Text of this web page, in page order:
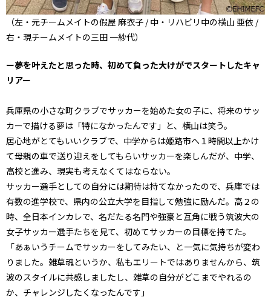
（左・ 元チームメイトの假屋 麻衣子 / 中・リハビリ中の横山 亜依 /
右・現チームメイトの三田 一紗代）
ー夢を叶えたと思った時、初めて負った大けがでスタートしたキャ
リアー
兵庫県の小さな町クラブでサッカーを始めた女の子に、将来のサッ
カーで描ける夢は「特になかったんです」と、横山は笑う。
居心地がとてもいいクラブで、中学からは姫路市へ１時間以上かけ
て母親の車で送り迎えをしてもらいサッカーを楽しんだが、中学、
高校と進み、現実も考えなくてはならない。
サッカー選手としての自分には期待は持てなかったので、兵庫では
有数の進学校で、県内の公立大学を目指して勉強に励んだ。高２の
時、全日本インカレで、名だたる名門や強豪と互角に戦う筑波大の
女子サッカー選手たちを見て、初めてサッカーの目標を持てた。
「あぁいうチームでサッカーをしてみたい、と一気に気持ちが変わ
りました。雑草魂というか、私もエリートではありませんから、筑
波のスタイルに共感しましたし、雑草の自分がどこまでやれるの
か、チャレンジしたくなったんです」